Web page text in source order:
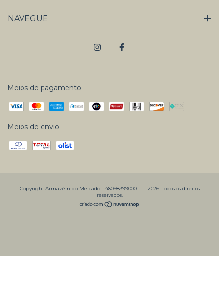
NAVEGUE
Meios de pagamento
Meios de envio
Copyright Armazém do Mercado - 48098399000111 - 2026. Todos os direitos
reservados.